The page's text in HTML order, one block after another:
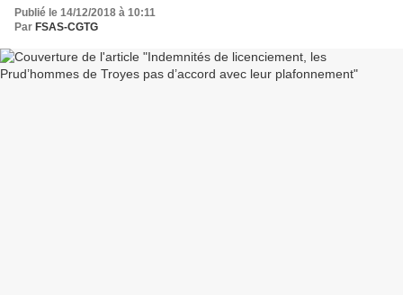
Publié le 14/12/2018 à 10:11
Par FSAS-CGTG